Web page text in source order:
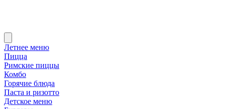
Летнее меню
Пицца
Римские пиццы
Комбо
Горячие блюда
Паста и ризотто
Детское меню